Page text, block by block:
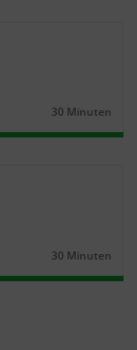
Dauer:
30 Minuten
Dauer:
30 Minuten